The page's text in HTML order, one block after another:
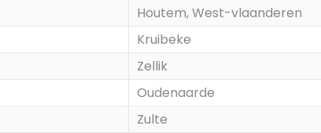
Houtem, West-vlaanderen
Kruibeke
Zellik
Oudenaarde
Zulte